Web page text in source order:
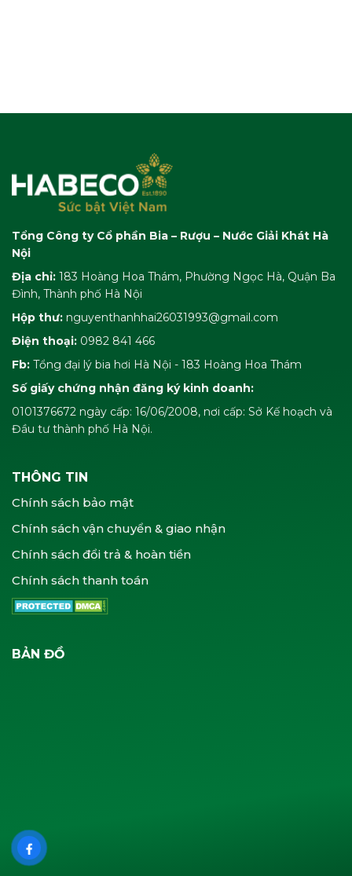
Tổng Công ty Cổ phần Bia – Rượu – Nước Giải Khát Hà
Nội
Địa chỉ: 183 Hoàng Hoa Thám, Phường Ngọc Hà, Quận Ba
Đình, Thành phố Hà Nội
Hộp thư: nguyenthanhhai26031993@gmail.com
Điện thoại: 0982 841 466
Fb: Tổng đại lý bia hơi Hà Nội - 183 Hoàng Hoa Thám
Số giấy chứng nhận đăng ký kinh doanh:
0101376672 ngày cấp: 16/06/2008, nơi cấp: Sở Kế hoạch và
Đầu tư thành phố Hà Nội.
THÔNG TIN
Chính sách bảo mật
Chính sách vận chuyển & giao nhận
Chính sách đổi trả & hoàn tiền
Chính sách thanh toán
BẢN ĐỒ